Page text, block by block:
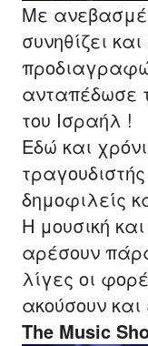
Με
συνηθίζει
ανταπέδωσε
του Ισραήλ !
Εδώ και
δημοφιλείς
Η μουσική
αρέσουν
λίγες οι
ακούσουν
The Music